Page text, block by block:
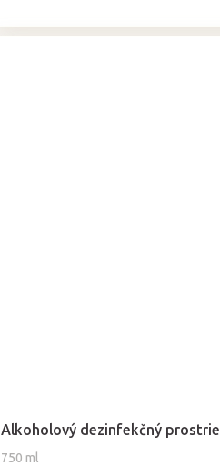
Alkoholový dezinfekčný
750 ml